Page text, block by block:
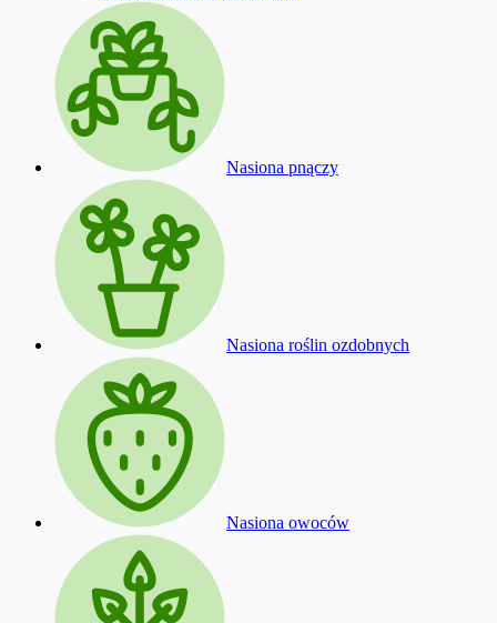
Nasiona pnączy
Nasiona roślin ozdobnych
Nasiona owoców